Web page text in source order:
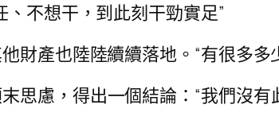
、不想干，到此刻干勁實足”
財產也陸陸續續落地。“有很多多
思慮，得出一個結論：“我們沒